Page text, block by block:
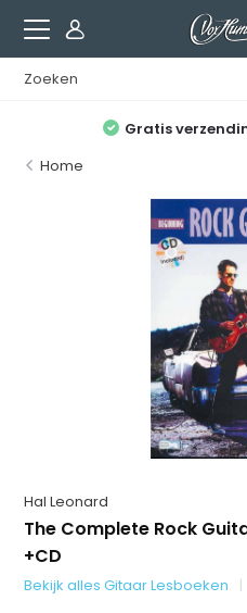
Gratis
Home
Hal Leonard
The Complete Rock
+CD
Bekijk alles Gitaar Lesboeken